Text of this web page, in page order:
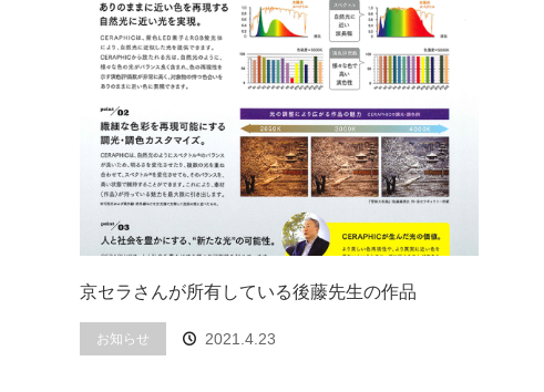
京セラさんが所有している後藤先生の作品
お知らせ 2021.4.23